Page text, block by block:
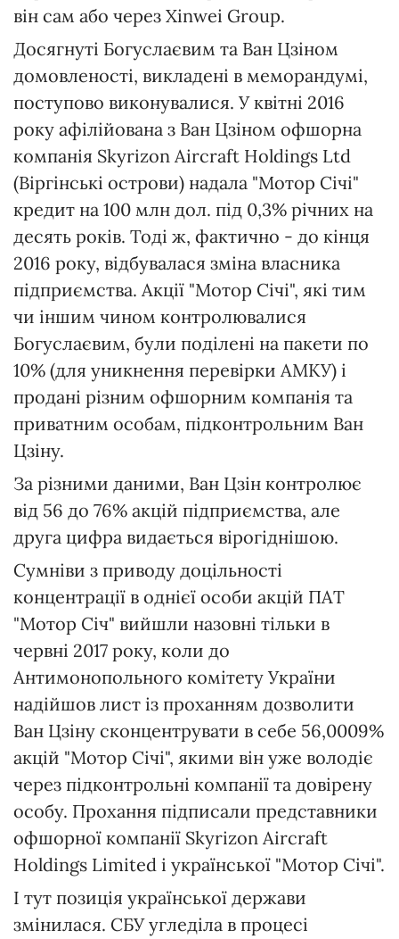
він сам або через Xinwei Group.
Досягнуті Богуслаєвим та Ван Цзіном
домовленості, викладені в меморандумі,
поступово виконувалися. У квітні 2016
року афілійована з Ван Цзіном офшорна
компанія Skyrizon Aircraft Holdings Ltd
(Віргінські острови) надала "Мотор Січі"
кредит на 100 млн дол. під 0,3% річних на
десять років. Тоді ж, фактично - до кінця
2016 року, відбувалася зміна власника
підприємства. Акції "Мотор Січі", які тим
чи іншим чином контролювалися
Богуслаєвим, були поділені на пакети по
10% (для уникнення перевірки АМКУ) і
продані різним офшорним компанія та
приватним особам, підконтрольним Ван
Цзіну.
За різними даними, Ван Цзін контролює
від 56 до 76% акцій підприємства, але
друга цифра видається вірогіднішою.
Сумніви з приводу доцільності
концентрації в однієї особи акцій ПАТ
"Мотор Січ" вийшли назовні тільки в
червні 2017 року, коли до
Антимонопольного комітету України
надійшов лист із проханням дозволити
Ван Цзіну сконцентрувати в себе 56,0009%
акцій "Мотор Січі", якими він уже володіє
через підконтрольні компанії та довірену
особу. Прохання підписали представники
офшорної компанії Skyrizon Aircraft
Holdings Limited і української "Мотор Січі".
І тут позиція української держави
змінилася. СБУ угледіла в процесі